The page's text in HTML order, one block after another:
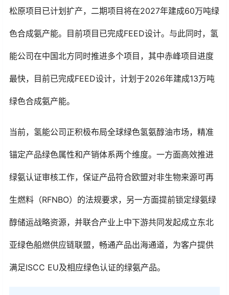
松原项目已计划扩产，二期项目将在2027年建成60万吨绿
色合成氨产能。目前项目已完成FEED设计。与此同时，氢
能公司在中国北方同时推进多个项目，其中赤峰项目进度
最快，目前已完成FEED设计，计划于2026年建成13万吨
绿色合成氨产能。
当前，氢能公司正积极布局全球绿色氢氨醇油市场，精准
锚定产品绿色属性和产销体系两个维度。一方面高效推进
绿氨认证审核工作，保证产品符合欧盟对非生物来源可再
生燃料（RFNBO）的法规要求，另一方面提前锁定绿氨绿
醇储运战略资源，并联合产业上中下游共同发起成立东北
亚绿色船燃供应链联盟，畅通产品出海通道，为客户提供
满足ISCC EU及相应绿色认证的绿氨产品。